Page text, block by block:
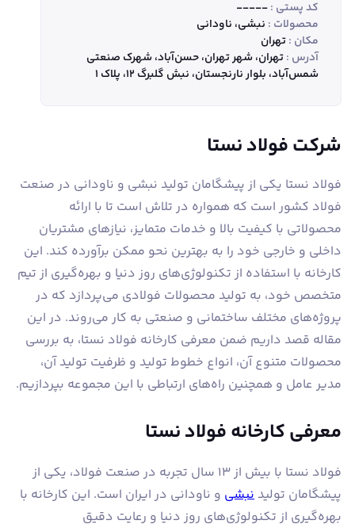
کد پستی :-----
محصولات : نبشی، ناودانی
مکان :تهران
آدرس :تهران، شهر تهران، حسن‌آباد، شهرک صنعتی
شمس‌آباد، بلوار نارنجستان، نبش گلبرگ ۱۲، پلاک ۱
شرکت فولاد نستا
فولاد نستا یکی از پیشگامان تولید نبشی و ناودانی در صنعت
فولاد کشور است که همواره در تلاش است تا با ارائه
محصولاتی با کیفیت بالا و خدمات متمایز، نیازهای مشتریان
داخلی و خارجی خود را به بهترین نحو ممکن برآورده کند. این
کارخانه با استفاده از تکنولوژی‌های روز دنیا و بهره‌گیری از تیم
متخصص خود، به تولید محصولات فولادی می‌پردازد که در
پروژه‌های مختلف ساختمانی و صنعتی به کار می‌روند. در این
مقاله قصد داریم ضمن معرفی کارخانه فولاد نستا، به بررسی
محصولات متنوع آن، انواع خطوط تولید و ظرفیت تولید آن،
مدیر عامل و همچنین راه‌های ارتباطی با این مجموعه بپردازیم.
معرفی کارخانه فولاد نستا
فولاد نستا با بیش از ۱۳ سال تجربه در صنعت فولاد، یکی از
پیشگامان تولید نبشی و ناودانی در ایران است. این کارخانه با
بهره‌گیری از تکنولوژی‌های روز دنیا و رعایت دقیق